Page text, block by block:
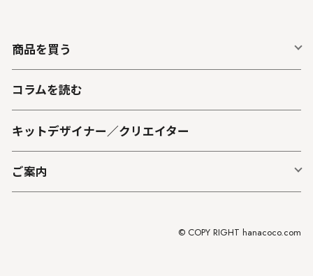
商品を買う
コラムを読む
キットデザイナー／クリエイター
ご案内
© COPY RIGHT hanacoco.com